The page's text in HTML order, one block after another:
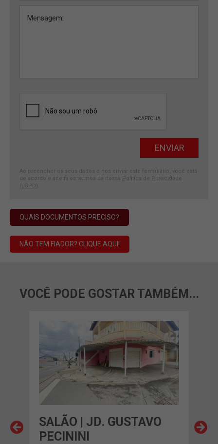
Ao preencher os seus dados e nos enviar este formulário, você está
de acordo e aceita os termos da nossa Política de Privacidade
(LGPD)
QUAIS DOCUMENTOS PRECISO?
NÃO TEM FIADOR? CLIQUE AQUI!
VOCÊ PODE GOSTAR TAMBÉM...
SALÃO | JD. GUSTAVO
PECININI